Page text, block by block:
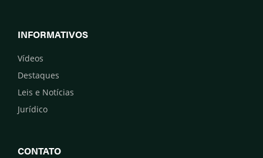
INFORMATIVOS
Vídeos
Destaques
Leis e Notícias
Jurídico
CONTATO